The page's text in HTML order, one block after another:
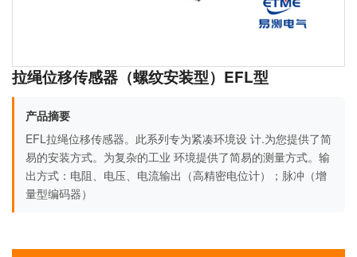
拉绳位移传感器（螺纹安装型）EFL型
产品摘要
EFL拉绳位移传感器。此系列专为紧凑环境设 计.为您提供了简
易的安装方式。为复杂的工业 环境提供了简易的测量方式。输
出方式：电阻、电压、电流输出（高精密电位计）；脉冲（增
量型编码器）